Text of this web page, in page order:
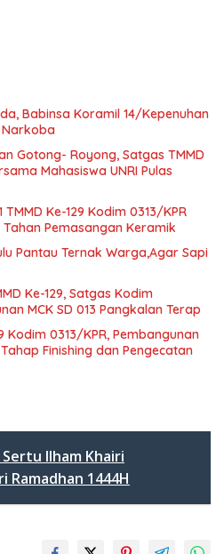
Babinsa Koramil 14/Kepenuhan
Narkoba
Gotong- Royong, Satgas TMMD
Mahasiswa UNRI Pulas
Ke-129 Kodim 0313/KPR
Pemasangan Keramik
Pantau Ternak Warga,Agar Sapi
Ke-129, Satgas Kodim
MCK SD 013 Pangkalan Terap
Kodim 0313/KPR, Pembangunan
Finishing dan Pengecatan
Sertu Ilham Khairi
Ramadhan 1444H